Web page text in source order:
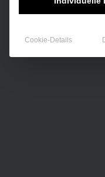
Cookie-Details